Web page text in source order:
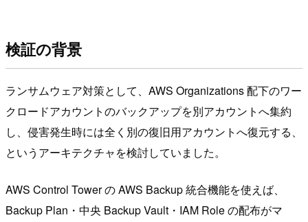
検証の背景
ランサムウェア対策として、AWS Organizations 配下のワー
クロードアカウントのバックアップを別アカウントへ集約
し、侵害発生時には全く別の復旧用アカウントへ復元する、
というアーキテクチャを検討していました。
AWS Control Tower の AWS Backup 統合機能を使えば、
Backup Plan・中央 Backup Vault・IAM Role の配布がマ